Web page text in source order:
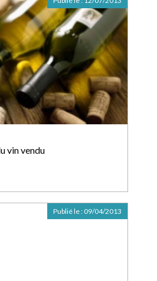
vin vendu
Publié le : 09/04/2013